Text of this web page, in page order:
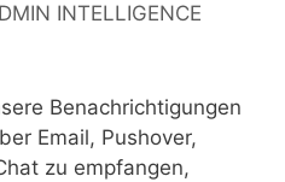
INTELLIGENCE
Benachrichtigungen
Email, Pushover,
zu empfangen,